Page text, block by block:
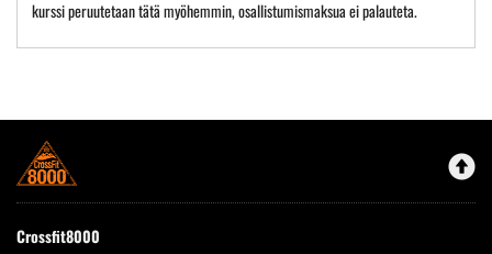
kurssi peruutetaan tätä myöhemmin, osallistumismaksua ei palauteta.
Crossfit8000